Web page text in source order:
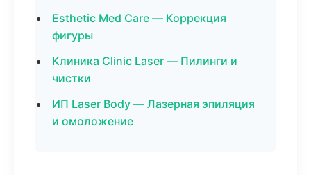
Esthetic Med Care — Коррекция
фигуры
Клиника Clinic Laser — Пилинги и
чистки
ИП Laser Body — Лазерная эпиляция
и омоложение